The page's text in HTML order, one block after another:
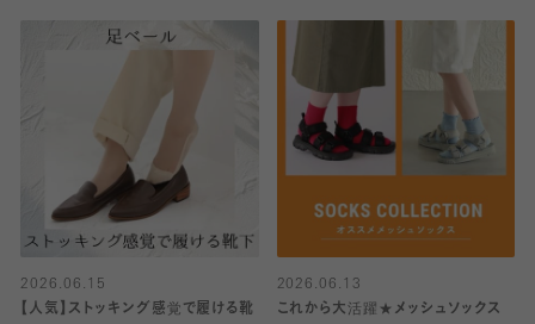
2026.06.15
【人気】ストッキング感覚で履ける靴
2026.06.13
これから大活躍★メッシュソックス